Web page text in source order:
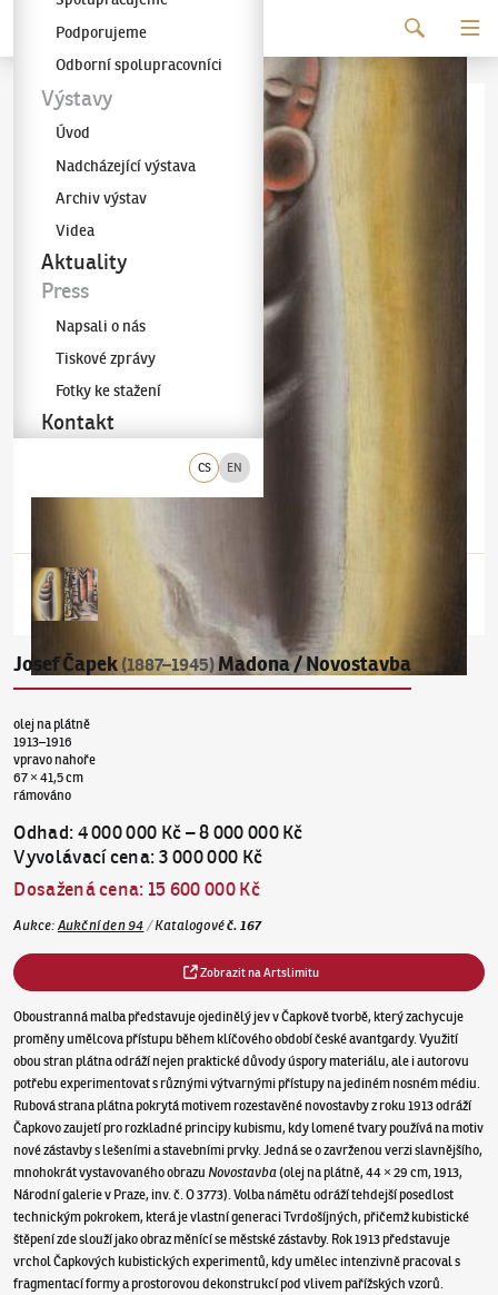
Galerie KODL
CS EN
Podporujeme
Odborní spolupracovníci
Výstavy
Úvod
Nadcházející výstava
Archiv výstav
Videa
Aktuality
Press
Napsali o nás
Tiskové zprávy
Fotky ke stažení
Kontakt
Josef Čapek (1887–1945)Madona / Novostavba
olej na plátně
1913–1916
vpravo nahoře
67 × 41,5 cm
rámováno
Odhad:4 000 000 Kč–8 000 000 Kč
Vyvolávací cena:3 000 000 Kč
Dosažená cena: 15 600 000 Kč
Aukce: Aukční den 94 /Katalogovéč.167
Zobrazit na Artslimitu
Oboustranná malba představuje ojedinělý jev v Čapkově tvorbě, který zachycuje
proměny umělcova přístupu během klíčového období české avantgardy. Využití
obou stran plátna odráží nejen praktické důvody úspory materiálu, ale i autorovu
potřebu experimentovat s různými výtvarnými přístupy na jediném nosném médiu.
Rubová strana plátna pokrytá motivem rozestavěné novostavby z roku 1913 odráží
Čapkovo zaujetí pro rozkladné principy kubismu, kdy lomené tvary používá na motiv
nové zástavby s lešeními a stavebními prvky. Jedná se o zavrženou verzi slavnějšího,
mnohokrát vystavovaného obrazu Novostavba (olej na plátně, 44 × 29 cm, 1913,
Národní galerie v Praze, inv. č. O 3773). Volba námětu odráží tehdejší posedlost
technickým pokrokem, která je vlastní generaci Tvrdošíjných, přičemž kubistické
štěpení zde slouží jako obraz měnící se městské zástavby. Rok 1913 představuje
vrchol Čapkových kubistických experimentů, kdy umělec intenzivně pracoval s
fragmentací formy a prostorovou dekonstrukcí pod vlivem pařížských vzorů.